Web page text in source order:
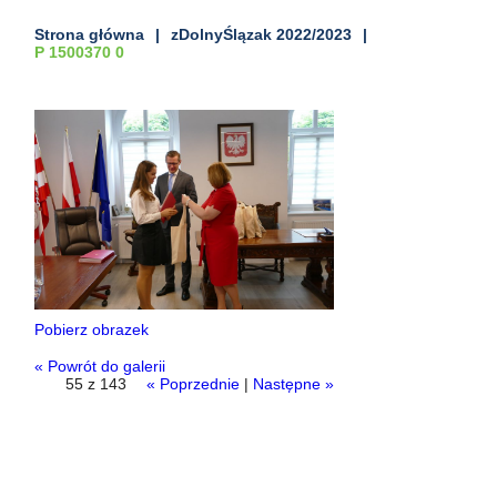
Strona główna
zDolnyŚlązak 2022/2023
P 1500370 0
Pobierz obrazek
« Powrót do galerii
55 z 143
« Poprzednie | Następne »